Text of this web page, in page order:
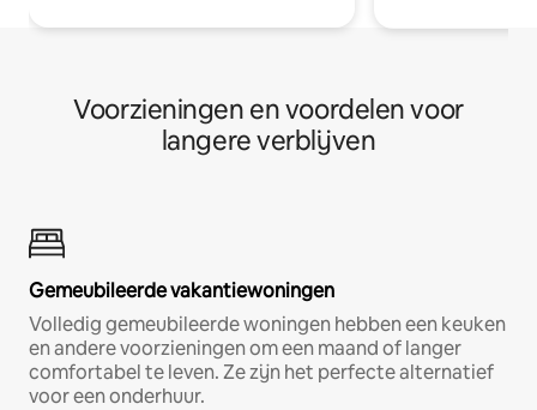
Voorzieningen en voordelen voor
langere verblijven
Gemeubileerde vakantiewoningen
Volledig gemeubileerde woningen hebben een keuken
en andere voorzieningen om een maand of langer
comfortabel te leven. Ze zijn het perfecte alternatief
voor een onderhuur.